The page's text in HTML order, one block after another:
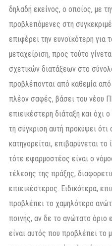
δηλαδή εκείνος, ο οποίος, με
προβλεπόμενες στη
επιφέρει την ευνοϊκότερη για
μεταχείριση, προς τούτο
σχετικών διατάξεων στο
προβλέπονται από καθεμία
πλέον σαφές, βάσει του νέου
επιεικέστερη διάταξη και όχι
τη σύγκριση αυτή προκύψει
κατηγορείται, επιβαρύνεται
τότε εφαρμοστέος είναι ο
τέλεσης της πράξης,
επιεικέστερος. Ειδικότερα,
προβλέπει το χαμηλότερο
ποινής, αν δε το ανώτατο όριο
είναι αυτός που προβλέπει το